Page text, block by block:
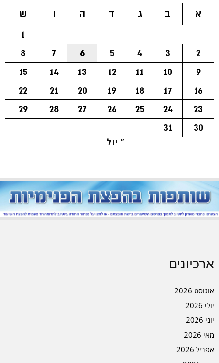
א
ב ג ד ה ו
ש
1
2
3
4
5
6
7
8
9
10
11
12
13
14
15
16
17
18
19
20
21
22
23
24
25
26
27
28
29
30
31
« יול
ארכיונים
אוגוסט 2026
יולי 2026
יוני 2026
מאי 2026
אפריל 2026